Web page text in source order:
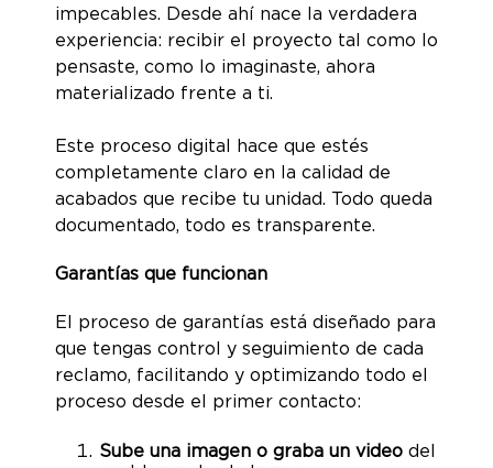
impecables. Desde ahí nace la verdadera
experiencia: recibir el proyecto tal como lo
pensaste, como lo imaginaste, ahora
materializado frente a ti.
Este proceso digital hace que estés
completamente claro en la calidad de
acabados que recibe tu unidad. Todo queda
documentado, todo es transparente.
Garantías que funcionan
El proceso de garantías está diseñado para
que tengas control y seguimiento de cada
reclamo, facilitando y optimizando todo el
proceso desde el primer contacto:
Sube una imagen o graba un video del